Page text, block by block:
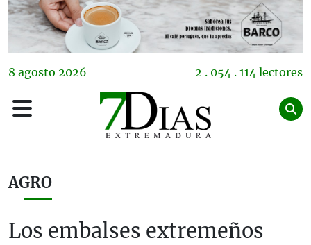
8 agosto 2026 2 . 054 . 114 lectores
AGRO
Los embalses extremeños